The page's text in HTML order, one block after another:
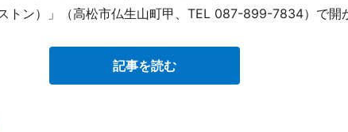
トン）」（高松市仏生山町甲、TEL 087-899-7834）で開
記事を読む